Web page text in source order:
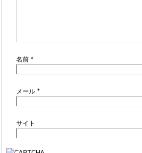
名前 *
メール *
サイト